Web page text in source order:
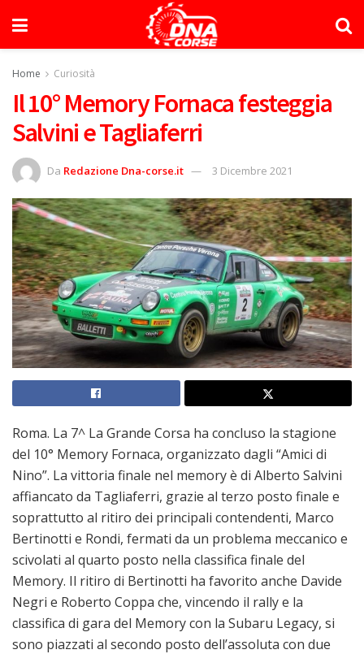
Home Curiosità
Il 10° Memory Fornaca festeggia
Salvini e Tagliaferri
Da Redazione Dna-corse.it 3 Dicembre 2021
Roma. La 7^ La Grande Corsa ha concluso la stagione
del 10° Memory Fornaca, organizzato dagli “Amici di
Nino”. La vittoria finale nel memory è di Alberto Salvini
affiancato da Tagliaferri, grazie al terzo posto finale e
soprattutto al ritiro dei principali contendenti, Marco
Bertinotti e Rondi, fermati da un problema meccanico e
scivolati al quarto posto nella classifica finale del
Memory. Il ritiro di Bertinotti ha favorito anche Davide
Negri e Roberto Coppa che, vincendo il rally e la
classifica di gara del Memory con la Subaru Legacy, si
sono piazzati al secondo posto dell’assoluta con due